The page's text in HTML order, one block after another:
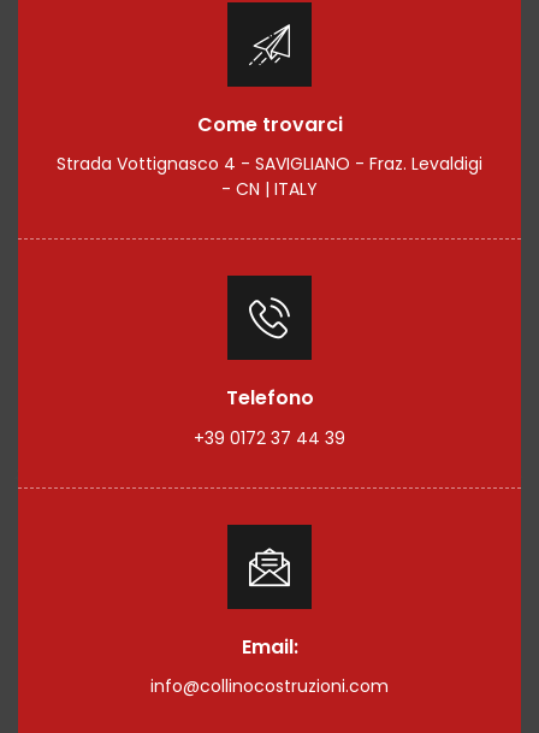
Come trovarci
Strada Vottignasco 4 - SAVIGLIANO - Fraz. Levaldigi
- CN | ITALY
Telefono
+39 0172 37 44 39
Email:
info@collinocostruzioni.com